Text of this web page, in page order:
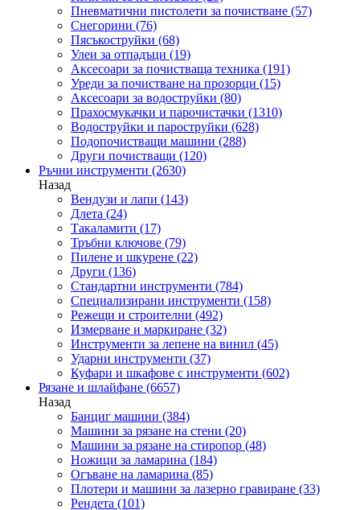
Пневматични пистолети за почистване (57)
Снегорини (76)
Пясъкоструйки (68)
Улеи за отпадъци (19)
Аксесоари за почистваща техника (191)
Уреди за почистване на прозорци (15)
Аксесоари за водоструйки (80)
Прахосмукачки и парочистачки (1310)
Водоструйки и пароструйки (628)
Подопочистващи машини (288)
Други почистващи (120)
Ръчни инструменти (2630)
Назад
Вендузи и лапи (143)
Длета (24)
Такаламити (17)
Тръбни ключове (79)
Пилене и шкурене (22)
Други (136)
Стандартни инструменти (784)
Специализирани инструменти (158)
Режещи и строителни (492)
Измерване и маркиране (32)
Инструменти за лепене на винил (45)
Ударни инструменти (37)
Куфари и шкафове с инструменти (602)
Рязане и шлайфане (6657)
Назад
Банциг машини (384)
Машини за рязане на стени (20)
Машини за рязане на стиропор (48)
Ножици за ламарина (184)
Огъване на ламарина (85)
Плотери и машини за лазерно гравиране (33)
Рендета (101)